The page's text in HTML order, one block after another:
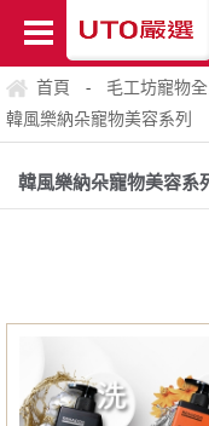
首頁 - 毛工坊寵物
韓風樂納朵寵物美容系列
韓風樂納朵寵物美容系